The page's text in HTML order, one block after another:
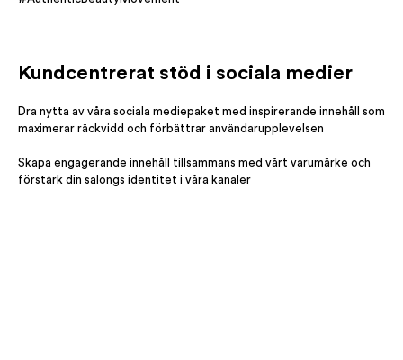
Kundcentrerat stöd i sociala medier
Dra nytta av våra sociala mediepaket med inspirerande innehåll som
maximerar räckvidd och förbättrar användarupplevelsen
Skapa engagerande innehåll tillsammans med vårt varumärke och
förstärk din salongs identitet i våra kanaler